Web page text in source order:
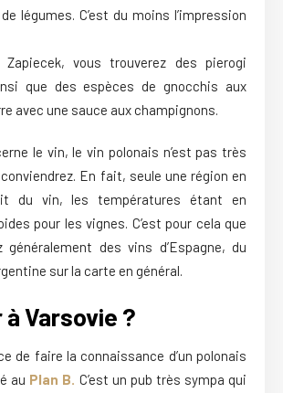
légumes. C’est du moins l’impression
vous trouverez des pierogi
que des espèces de gnocchis aux
avec une sauce aux champignons.
le vin, le vin polonais n’est pas très
En fait, seule une région en
du vin, les températures étant en
pour les vignes. C’est pour cela que
généralement des vins d’Espagne, du
sur la carte en général.
Varsovie ?
de faire la connaissance d’un polonais
au Plan B. C’est un pub très sympa qui